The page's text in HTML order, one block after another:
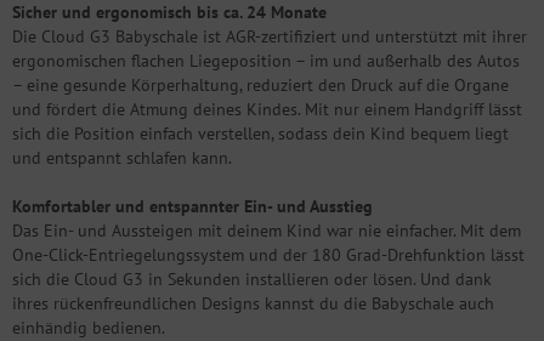
Sicher und ergonomisch bis ca. 24 Monate
Die Cloud G3 Babyschale ist AGR-zertifiziert und unterstützt mit ihrer
ergonomischen flachen Liegeposition – im und außerhalb des Autos
– eine gesunde Körperhaltung, reduziert den Druck auf die Organe
und fördert die Atmung deines Kindes. Mit nur einem Handgriff lässt
sich die Position einfach verstellen, sodass dein Kind bequem liegt
und entspannt schlafen kann.
Komfortabler und entspannter Ein- und Ausstieg
Das Ein- und Aussteigen mit deinem Kind war nie einfacher. Mit dem
One-Click-Entriegelungssystem und der 180 Grad-Drehfunktion lässt
sich die Cloud G3 in Sekunden installieren oder lösen. Und dank
ihres rückenfreundlichen Designs kannst du die Babyschale auch
einhändig bedienen.